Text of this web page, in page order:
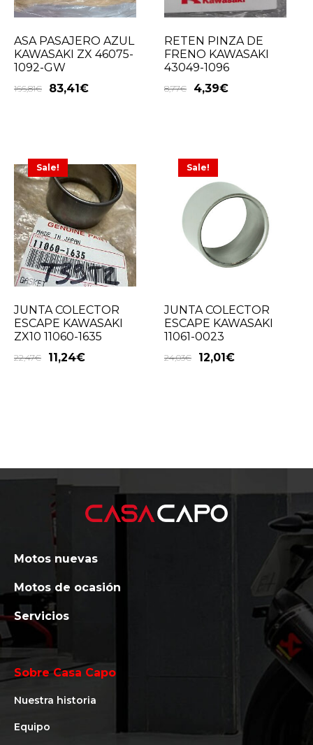
ASA PASAJERO AZUL
KAWASAKI ZX 46075-
1092-GW
166,81€ 83,41 €
RETEN PINZA DE
FRENO KAWASAKI
43049-1096
8,77€ 4,39€
Sale!
JUNTA COLECTOR
ESCAPE KAWASAKI
ZX10 11060-1635
22,47€ 11,24€
Sale!
JUNTA COLECTOR
ESCAPE KAWASAKI
11061-0023
24,03€ 12,01€
Motos nuevas
Motos de ocasión
Servicios
Sobre Casa Capo
Nuestra historia
Equipo